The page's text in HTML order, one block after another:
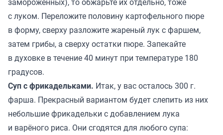
с луком. Переложите половину картофельного пюре
в форму, сверху разложите жареный лук с фаршем,
затем грибы, а сверху остатки пюре. Запекайте
в духовке в течение 40 минут при температуре 180
градусов.
Суп с фрикадельками. Итак, у вас осталось 300 г.
фарша. Прекрасный вариантом будет слепить из них
небольшие фрикадельки с добавлением лука
и варёного риса. Они сгодятся для любого супа: